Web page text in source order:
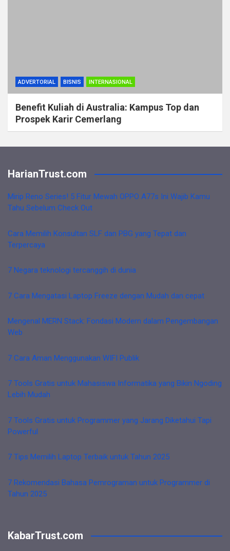
ADVERTORIAL BISNIS INTERNASIONAL
Benefit Kuliah di Australia: Kampus Top dan
Prospek Karir Cemerlang
HarianTrust.com
Mirip Reno Series! 5 Fitur Mewah OPPO A77s Ini Wajib Kamu
Tahu Sebelum Check Out
Cara Memilih Konsultan SLF dan PBG yang Tepat dan
Terpercaya
7 Negara teknologi tercanggih di dunia
7 Cara Mengatasi Laptop Freeze dengan Mudah dan cepat
Mengenal MERN Stack: Fondasi Modern dalam Pengembangan
Web
7 Cara Aman Menggunakan WIFI Publik
7 Tools Gratis untuk Mahasiswa Informatika yang Bikin Ngoding
Lebih Mudah
7 Tools Gratis untuk Programmer yang Jarang Diketahui Tapi
Powerful
7 Tips Memilih Laptop Terbaik untuk Tahun 2025
7 Rekomendasi Bahasa Pemrograman untuk Programmer di
Tahun 2025
KabarTrust.com